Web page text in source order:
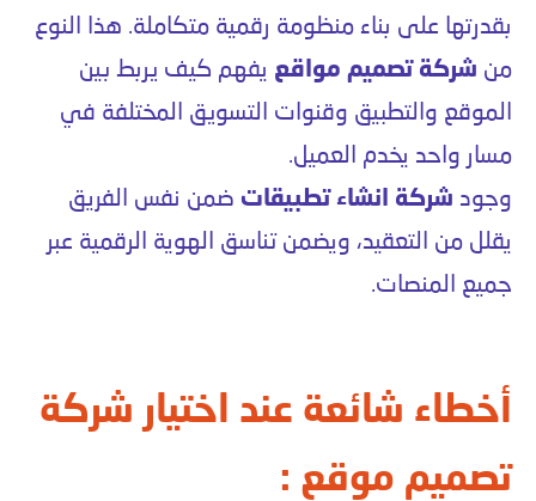
بقدرتها على بناء منظومة رقمية متكاملة. هذا النوع
من شركة تصميم مواقع يفهم كيف يربط بين
الموقع والتطبيق وقنوات التسويق المختلفة في
مسار واحد يخدم العميل.
وجود شركة انشاء تطبيقات ضمن نفس الفريق
يقلل من التعقيد، ويضمن تناسق الهوية الرقمية عبر
جميع المنصات.
أخطاء شائعة عند اختيار شركة
تصميم موقع :